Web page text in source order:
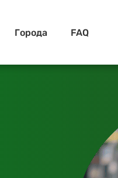
Города FAQ